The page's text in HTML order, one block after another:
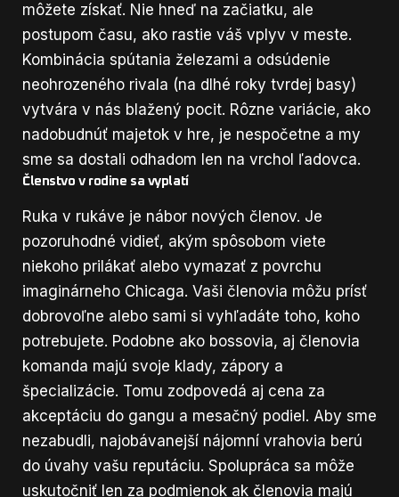
môžete získať. Nie hneď na začiatku, ale
postupom času, ako rastie váš vplyv v meste.
Kombinácia spútania železami a odsúdenie
neohrozeného rivala (na dlhé roky tvrdej basy)
vytvára v nás blažený pocit. Rôzne variácie, ako
nadobudnúť majetok v hre, je nespočetne a my
sme sa dostali odhadom len na vrchol ľadovca.
Členstvo v rodine sa vyplatí
Ruka v rukáve je nábor nových členov. Je
pozoruhodné vidieť, akým spôsobom viete
niekoho prilákať alebo vymazať z povrchu
imaginárneho Chicaga. Vaši členovia môžu prísť
dobrovoľne alebo sami si vyhľadáte toho, koho
potrebujete. Podobne ako bossovia, aj členovia
komanda majú svoje klady, zápory a
špecializácie. Tomu zodpovedá aj cena za
akceptáciu do gangu a mesačný podiel. Aby sme
nezabudli, najobávanejší nájomní vrahovia berú
do úvahy vašu reputáciu. Spolupráca sa môže
uskutočniť len za podmienok ak členovia majú